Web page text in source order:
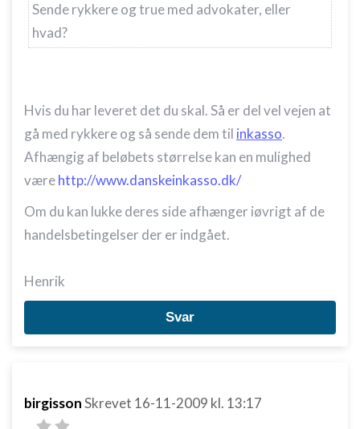
Sende rykkere og true med advokater, eller
hvad?
Hvis du har leveret det du skal. Så er del vel vejen at
gå med rykkere og så sende dem til inkasso.
Afhængig af beløbets størrelse kan en mulighed
værehttp://www.danskeinkasso.dk/
Om du kan lukke deres side afhænger iøvrigt af de
handelsbetingelser der er indgået.
Henrik
Svar
birgissonSkrevet 16-11-2009 kl. 13:17